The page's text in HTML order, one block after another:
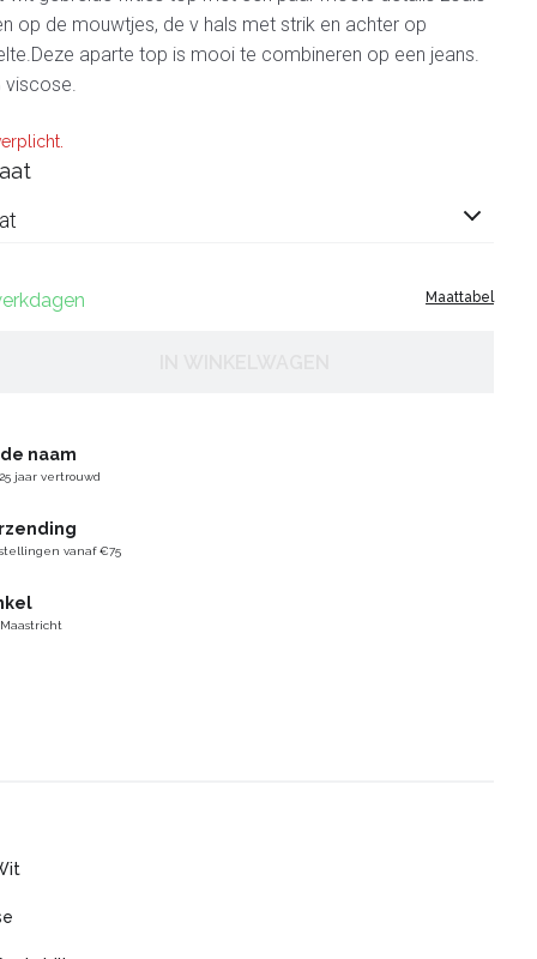
op de mouwtjes, de v hals met strik en achter op
aparte top is mooi te combineren op een jeans.
viscose.
Maattabel
naam
jaar vertrouwd
vanaf €75